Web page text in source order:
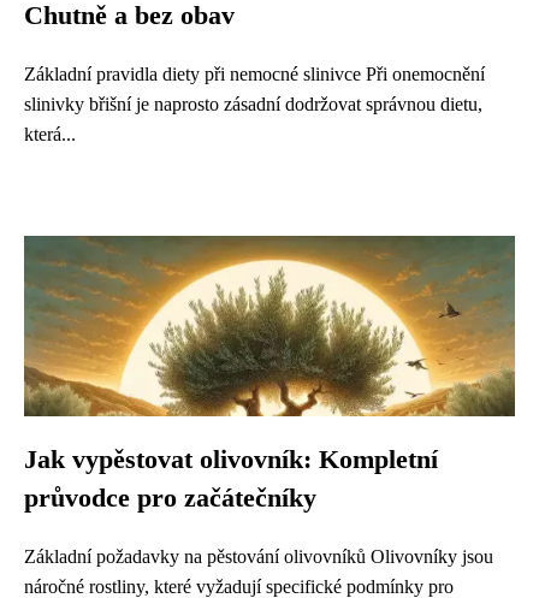
Chutně a bez obav
Základní pravidla diety při nemocné slinivce Při onemocnění
slinivky břišní je naprosto zásadní dodržovat správnou dietu,
která...
Jak vypěstovat olivovník: Kompletní
průvodce pro začátečníky
Základní požadavky na pěstování olivovníků Olivovníky jsou
náročné rostliny, které vyžadují specifické podmínky pro